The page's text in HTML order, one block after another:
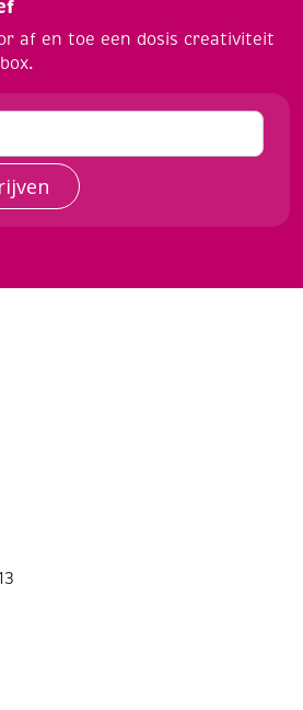
af en toe een dosis creativiteit